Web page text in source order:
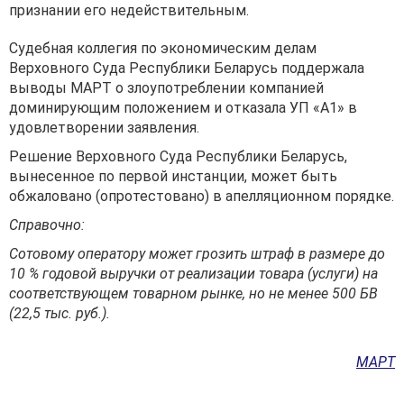
признании его недействительным.
Судебная коллегия по экономическим делам
Верховного Суда Республики Беларусь поддержала
выводы МАРТ о злоупотреблении компанией
доминирующим положением и отказала УП «А1» в
удовлетворении заявления.
Решение Верховного Суда Республики Беларусь,
вынесенное по первой инстанции, может быть
обжаловано (опротестовано) в апелляционном порядке.
Справочно:
Сотовому оператору может грозить штраф в размере до
10 % годовой выручки от реализации товара (услуги) на
соответствующем товарном рынке, но не менее 500 БВ
(22,5 тыс. руб.).
МАРТ